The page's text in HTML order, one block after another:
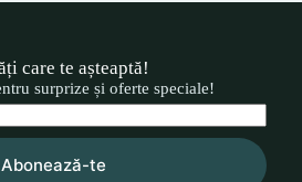
care te așteaptă!
surprize și oferte speciale!
Abonează-te